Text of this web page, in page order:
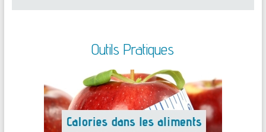
Outils Pratiques